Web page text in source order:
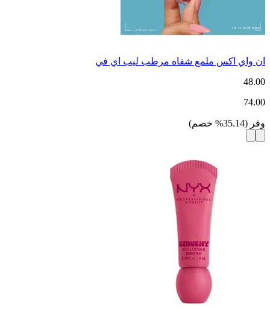
ان واي اكس ملمع شفاه مرطب ليب اي في
48.00
74.00
وفر (
35.14
% خصم)